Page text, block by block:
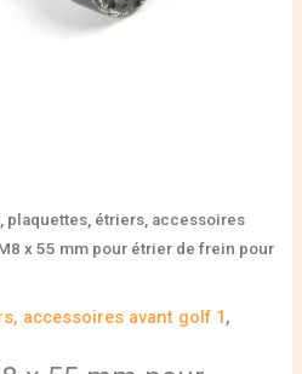
plaquettes, étriers, accessoires
x 55 mm pour étrier de frein pour
accessoires avant golf 1,